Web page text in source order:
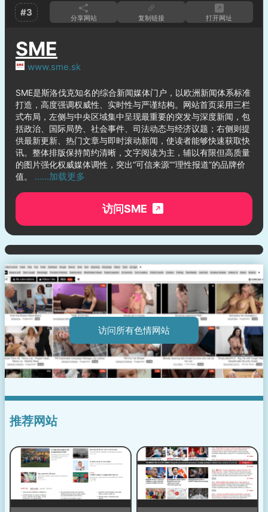
#3 分享网站 复制链接 打开网址
SME
www.sme.sk
SME是斯洛伐克知名的综合新闻媒体门户，以欧洲新闻体系标准
打造，高度强调权威性、实时性与严谨结构。网站首页采用三栏
式布局，左侧与中央区域集中呈现最重要的突发与深度新闻，包
括政治、国际局势、社会事件、司法动态与经济议题；右侧则提
供最新更新、热门文章与即时滚动新闻，使读者能够快速获取快
讯。整体排版保持简约清晰，文字阅读为主，辅以有限但高质量
的图片强化权威媒体调性，突出“可信来源”“理性报道”的品牌价
值。 ……加载更多
访问SME
访问所有色情网站
推荐网站